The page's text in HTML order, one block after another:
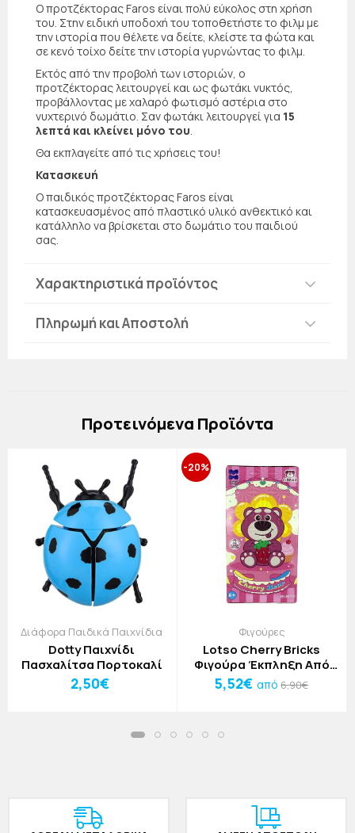
Ο προτζέκτορας Faros είναι πολύ εύκολος στη χρήση
του. Στην ειδική υποδοχή του τοποθετήστε το φιλμ με
την ιστορία που θέλετε να δείτε, κλείστε τα φώτα και
σε κενό τοίχο δείτε την ιστορία γυρνώντας το φιλμ.
Εκτός από την προβολή των ιστοριών, ο
προτζέκτορας λειτουργεί και ως φωτάκι νυκτός,
προβάλλοντας με χαλαρό φωτισμό αστέρια στο
νυχτερινό δωμάτιο. Σαν φωτάκι λειτουργεί για 15
λεπτά και κλείνει μόνο του.
Θα εκπλαγείτε από τις χρήσεις του!
Κατασκευή
Ο παιδικός προτζέκτορας Faros είναι
κατασκευασμένος από πλαστικό υλικό ανθεκτικό και
κατάλληλο να βρίσκεται στο δωμάτιο του παιδιού
σας.
Χαρακτηριστικά προϊόντος
Πληρωμή και Αποστολή
Πρoτεινόμενα Προϊόντα
Διάφορα Παιδικά Παιχνίδια
Dotty Παιχνίδι
Πασχαλίτσα Πορτοκαλί
2,50€
-20%
Φιγούρες
Lotso Cherry Bricks
Φιγούρα Έκπληξη Από
Τουβλάκια
5,52€ από6,90€